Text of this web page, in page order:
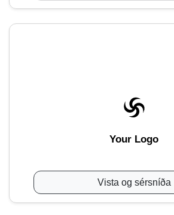
Your Logo
Vista og sérsníða